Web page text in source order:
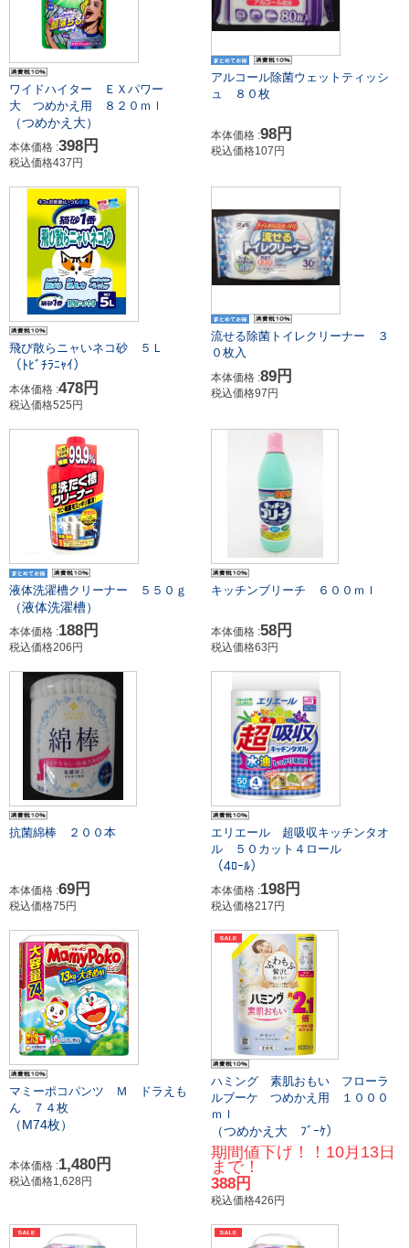
ワイドハイター ＥＸパワー
大 つめかえ用 ８２０ｍｌ
（つめかえ大）
本体価格 :398円
税込価格437円
アルコール除菌ウェットティッシ
ュ ８０枚
本体価格 :98円
税込価格107円
飛び散らニャいネコ砂 ５Ｌ
（ﾄﾋﾞﾁﾗﾆｬｲ）
本体価格 :478円
税込価格525円
流せる除菌トイレクリーナー ３
０枚入
本体価格 :89円
税込価格97円
液体洗濯槽クリーナー ５５０ｇ
（液体洗濯槽）
本体価格 :188円
税込価格206円
キッチンブリーチ ６００ｍｌ
本体価格 :58円
税込価格63円
抗菌綿棒 ２００本
本体価格 :69円
税込価格75円
エリエール 超吸収キッチンタオ
ル ５０カット４ロール
（4ﾛｰﾙ）
本体価格 :198円
税込価格217円
マミーポコパンツ Ｍ ドラえも
ん ７４枚
（M74枚）
本体価格 :1,480円
税込価格1,628円
ハミング 素肌おもい フローラ
ルブーケ つめかえ用 １０００
ｍｌ
（つめかえ大 ﾌﾞｰｹ）
期間値下げ！！10月13日
まで！
388円
税込価格426円